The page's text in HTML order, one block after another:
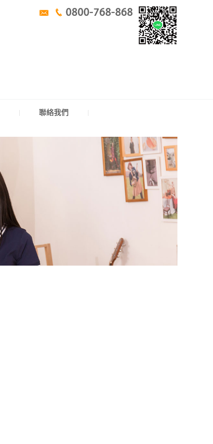
0800-768-868
聯絡我們